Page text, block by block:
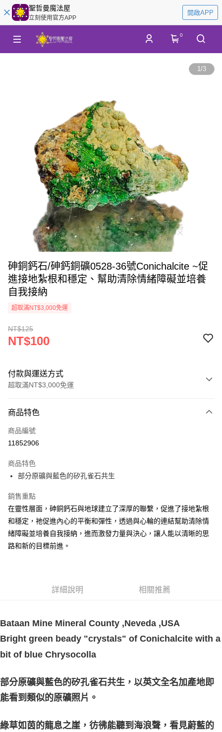
聖哲曼魔法屋
立刻使用官方APP
開啟APP
0
1/3
砷銅鈣石/砷鈣銅礦0528-36號Conichalcite ~促
進接地紮根和穩定、幫助清除情緒障礙並培養
自我接納
超取滿NT$3,000免運
NT$125
NT$100
付款與運送方式
超取滿NT$3,000免運
信用卡一次付款
超商取貨付款
Apple Pay
街口支付
悠遊付
ATM付款
每筆NT$80，滿NT$3,000(含以上)免運費
每筆NT$80，滿NT$3,000(含以上)免運費
付款後門市自取
商品特色
商品編號
11852906
商品特色
部分原礦與藍色的矽孔雀石共生
銷售重點
在靈性層面，砷銅鈣石與地球建立了深厚的聯繫，促進了接地紮根
和穩定，祂促進內心的平衡和彈性，透過與心輪的連結幫助清除情
緒障礙並培養自我接納，進而激發力量與決心，讓人能以清晰的思
路和新的目標前進。
詳細說明 相關推薦
Bataan Mine Mineral County ,Neveda ,USA
Bright green beady "crystals" of Conichalcite with a
bit of blue Chrysocolla
部分原礦與藍色的矽孔雀石共生，以英文全名加產地即
能看到類似的原礦照片。
綠草如茵的龍息之崖，彷彿能聽到海浪聲，看見蔚藍的